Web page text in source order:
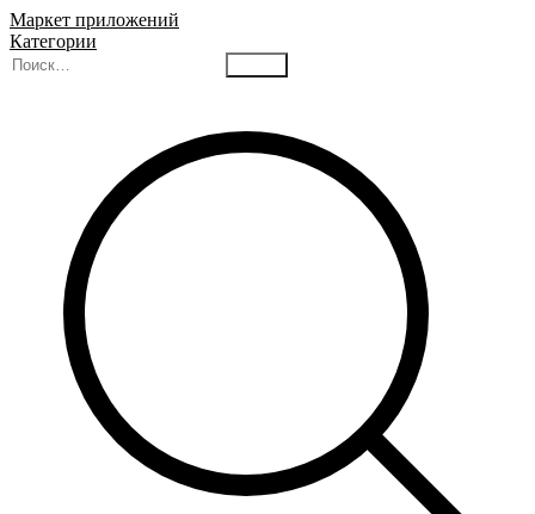
Маркет приложений
Категории